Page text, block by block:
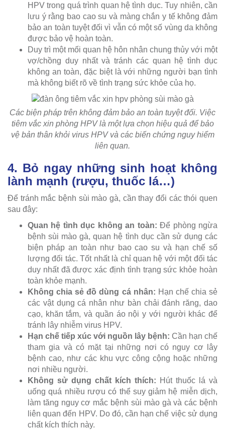
HPV trong quá trình quan hệ tình dục. Tuy nhiên, cần
lưu ý rằng bao cao su và màng chắn y tế không đảm
bảo an toàn tuyệt đối vì vẫn có một số vùng da không
được bảo vệ hoàn toàn.
Duy trì một mối quan hệ hôn nhân chung thủy với một
vợ/chồng duy nhất và tránh các quan hệ tình dục
không an toàn, đặc biệt là với những người bạn tình
mà không biết rõ về tình trạng sức khỏe của họ.
Các biện pháp trên không đảm bảo an toàn tuyệt đối. Việc
tiêm vắc xin phòng HPV là một lựa chọn hiệu quả để bảo
vệ bản thân khỏi virus HPV và các biến chứng nguy hiểm
liên quan.
4. Bỏ ngay những sinh hoạt không
lành mạnh (rượu, thuốc lá…)
Để tránh mắc bệnh sùi mào gà, cần thay đổi các thói quen
sau đây:
Quan hệ tình dục không an toàn: Để phòng ngừa
bệnh sùi mào gà, quan hệ tình dục cần sử dụng các
biện pháp an toàn như bao cao su và hạn chế số
lượng đối tác. Tốt nhất là chỉ quan hệ với một đối tác
duy nhất đã được xác định tình trạng sức khỏe hoàn
toàn khỏe mạnh.
Không chia sẻ đồ dùng cá nhân: Hạn chế chia sẻ
các vật dụng cá nhân như bàn chải đánh răng, dao
cạo, khăn tắm, và quần áo nội y với người khác để
tránh lây nhiễm virus HPV.
Hạn chế tiếp xúc với nguồn lây bệnh: Cần hạn chế
tham gia và có mặt tại những nơi có nguy cơ lây
bệnh cao, như các khu vực công cộng hoặc những
nơi nhiều người.
Không sử dụng chất kích thích: Hút thuốc lá và
uống quá nhiều rượu có thể suy giảm hệ miễn dịch,
làm tăng nguy cơ mắc bệnh sùi mào gà và các bệnh
liên quan đến HPV. Do đó, cần hạn chế việc sử dụng
chất kích thích này.